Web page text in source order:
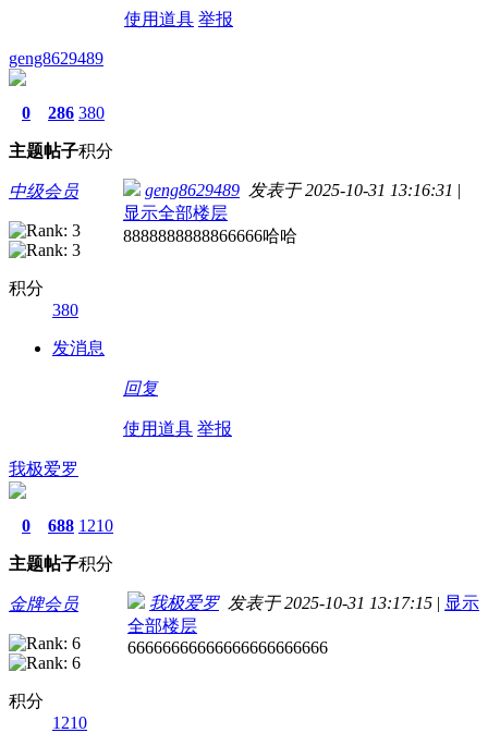
使用道具 举报
geng8629489
0
主题
286
帖子
380
积分
中级会员
积分
380
发消息
geng8629489 发表于 2025-10-31 13:16:31 |
显示全部楼层
8888888888866666哈哈
回复
使用道具 举报
我极爱罗
0
主题
688
帖子
1210
积分
金牌会员
积分
1210
我极爱罗发表于 2025-10-31 13:17:15 | 显示
全部楼层
66666666666666666666666